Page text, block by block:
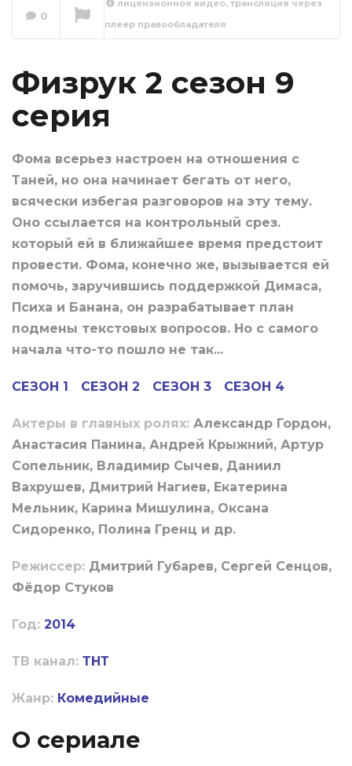
Физрук 2 сезон 10
0
лицензионное видео, трансляция через
плеер правообладателя
Физрук 2 сезон 9
серия
Фома всерьез настроен на отношения с
Таней, но она начинает бегать от него,
всячески избегая разговоров на эту тему.
Оно ссылается на контрольный срез.
который ей в ближайшее время предстоит
провести. Фома, конечно же, вызывается ей
помочь, заручившись поддержкой Димаса,
Психа и Банана, он разрабатывает план
подмены текстовых вопросов. Но с самого
начала что-то пошло не так...
СЕЗОН 1 СЕЗОН 2 СЕЗОН 3 СЕЗОН 4
Актеры в главных ролях: Александр Гордон,
Анастасия Панина, Андрей Крыжний, Артур
Сопельник, Владимир Сычев, Даниил
Вахрушев, Дмитрий Нагиев, Екатерина
Мельник, Карина Мишулина, Оксана
Сидоренко, Полина Гренц и др.
Режиссер: Дмитрий Губарев, Сергей Сенцов,
Фёдор Стуков
Год: 2014
ТВ канал: ТНТ
Жанр: Комедийные
О сериале